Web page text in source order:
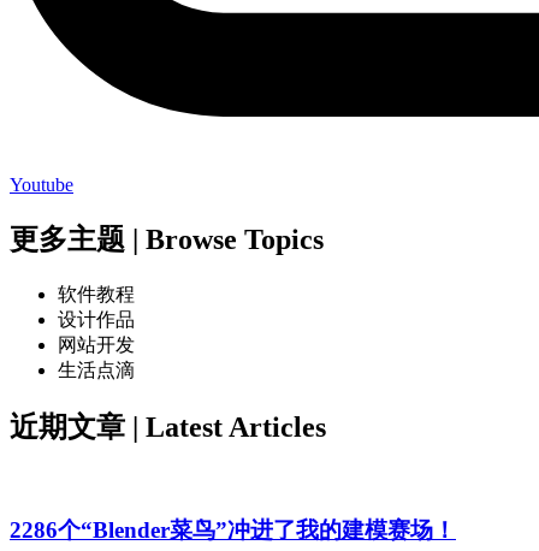
Youtube
更多主题 | Browse Topics
软件教程
设计作品
网站开发
生活点滴
近期文章 | Latest Articles
2286个“Blender菜鸟”冲进了我的建模赛场！